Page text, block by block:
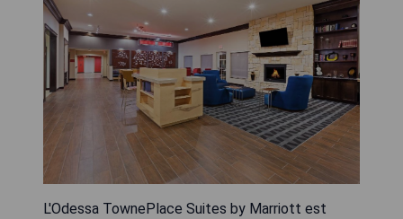
L'Odessa TownePlace Suites by Marriott est